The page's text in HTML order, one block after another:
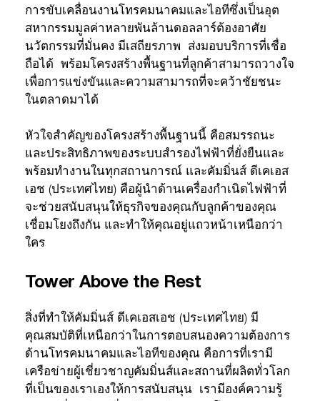
การขับเคลื่อนงานโทรคมนาคมและไอทีซึ่งเป็นอุต
สหากรรมมูลค่าหลายพันล้านดอลลาร์ต้องอาศัย
นวัตกรรมที่มั่นคง มีเสถียรภาพ ส่งมอบบริการที่เชื่อ
ถือได้ พร้อมโครงสร้างพื้นฐานที่ลูกค้าสามารถวางใจ
เพื่อการแข่งขันและความสามารถที่จะคว้าชัยชนะ
ในตลาดมาได้
หัวใจสำคัญของโครงสร้างพื้นฐานนี้ คือสมรรถนะ
และประสิทธิภาพของระบบสำรองไฟฟ้าที่ยั่งยืนและ
พร้อมทำงานในทุกสถานการณ์ และคัมมิ่นส์ ดีเคเอส
เอช (ประเทศไทย) คือผู้นำด้านเครื่องกำเนิดไฟฟ้าที่
จะช่วยสนับสนุนให้ธุรกิจของคุณกับลูกค้าของคุณ
เชื่อมโยงถึงกัน และทำให้คุณอยู่แถวหน้าเหนือกว่า
ใคร
Tower Above the Rest
สิ่งที่ทำให้คัมมิ่นส์ ดีเคเอสเอช (ประเทศไทย) มี
คุณสมบัติที่เหนือกว่าในการตอบสนองความต้องการ
ด้านโทรคมนาคมและไอทีของคุณ คือการที่เรามี
เครือข่ายผู้เชี่ยวชาญคัมมิ่นส์และสถานที่ผลิตทั่วโลก
ที่เป็นของเราเองให้การสนับสนุน เรามีองค์ความรู้